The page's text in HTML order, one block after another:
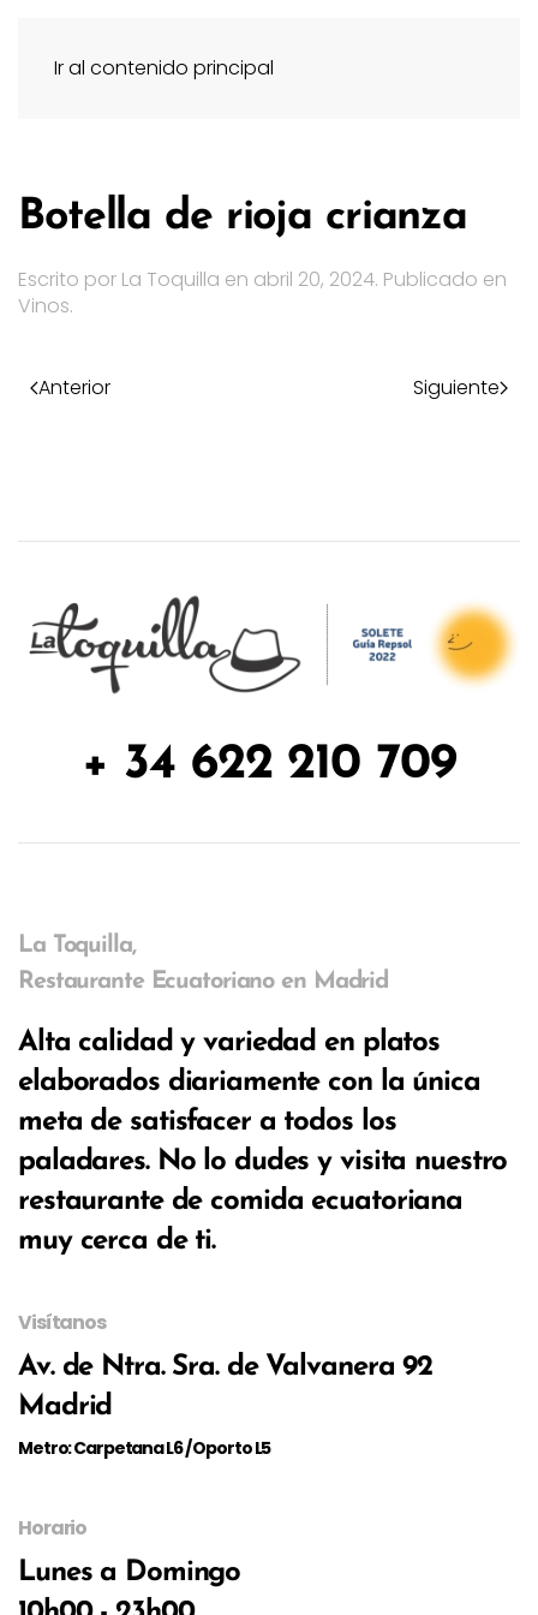
Ir al contenido principal
Botella de rioja crianza
Escrito por La Toquilla en abril 20, 2024. Publicado en
Vinos.
Anterior Siguiente
+ 34 622 210 709
La Toquilla,
Restaurante Ecuatoriano en Madrid
Alta calidad y variedad en platos
elaborados diariamente con la única
meta de satisfacer a todos los
paladares. No lo dudes y visita nuestro
restaurante de comida ecuatoriana
muy cerca de ti.
Visítanos
Av. de Ntra. Sra. de Valvanera 92
Madrid
Metro: Carpetana L6 / Oporto L5
Horario
Lunes a Domingo